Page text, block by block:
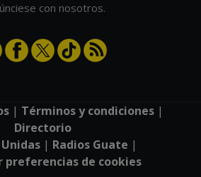
con nosotros.
| Términos y condiciones|
Directorio
| Radios Guate |
preferencias de cookies